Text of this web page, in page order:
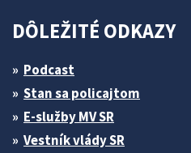
DÔLEŽITÉ ODKAZY
Podcast
Stan sa policajtom
E-služby MV SR
Vestník vlády SR